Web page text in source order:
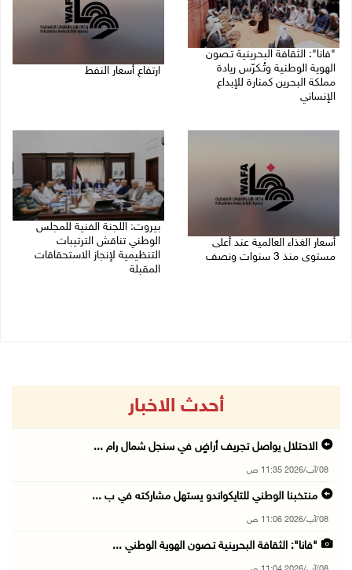
"فانا": الثقافة البحرينية تـصون
الهوية الوطنية وتُـكرّس ريادة
مملكة البحرين كمنارة للإبداع
الإنساني
ارتفاع أسعار النفط
أسعار الغذاء العالمية عند أعلى
مستوى منذ 3 سنوات ونصف
بيروت: اللجنة الفنية للمجلس
الوطني تناقش الترتيبات
التنظيمية لإنجاز الاستحقاقات
المقبلة
أحدث الاخبار
الاحتلال يواصل تجريف أراضٍ في سنجل شمال رام ...
08/آب/2026 11:35 ص
منتخبنا الوطني للتايكواندو يستهل مشاركته في ب ...
08/آب/2026 11:06 ص
"فانا": الثقافة البحرينية تـصون الهوية الوطني ...